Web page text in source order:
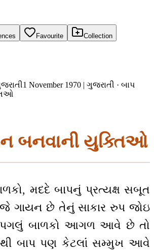
Favourite Collection
1 November 1970 | ગુજરાતી · બાપ
બનવાની યુક્તિઓ
મદદે બાપનું પ્રત્યક્ષ સબૂત
ગાયન છે તેનું સાકાર રુપ જોઇ
બાળકો આગળ આવે છે તો
બાપ પણ કેટલાંં સમ્મુખ આવે